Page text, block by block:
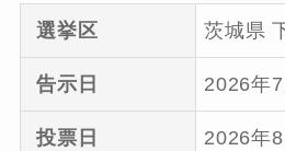
選挙区 茨城県
告示日 2026年7
投票日 2026年8